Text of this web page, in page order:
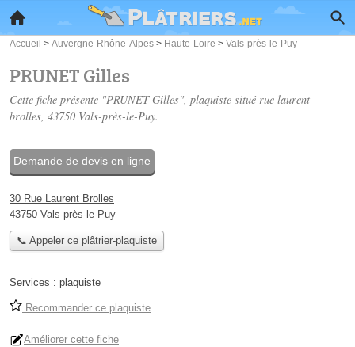
Accueil > Auvergne-Rhône-Alpes > Haute-Loire > Vals-près-le-Puy
PRUNET Gilles
Cette fiche présente "PRUNET Gilles", plaquiste situé rue laurent
brolles, 43750 Vals-près-le-Puy.
Demande de devis en ligne
30 Rue Laurent Brolles
43750 Vals-près-le-Puy
📞 Appeler ce plâtrier-plaquiste
Services : plaquiste
Recommander ce plaquiste
Améliorer cette fiche